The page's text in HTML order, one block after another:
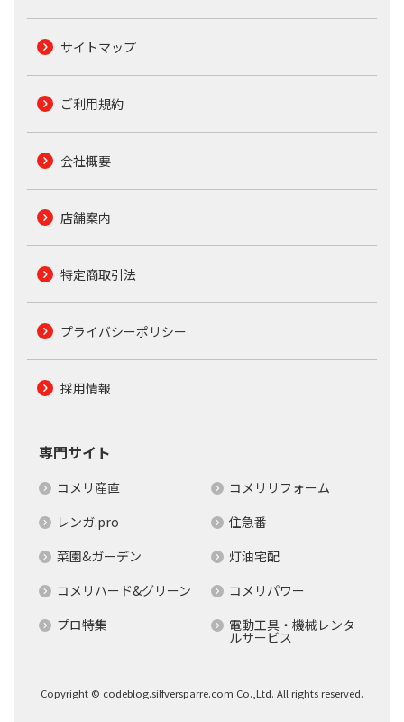
サイトマップ
ご利用規約
会社概要
店舗案内
特定商取引法
プライバシーポリシー
採用情報
専門サイト
コメリ産直
コメリリフォーム
レンガ.pro
住急番
菜園&ガーデン
灯油宅配
コメリハード&グリーン
コメリパワー
プロ特集
電動工具・機械レンタ
ルサービス
Copyright © codeblog.silfversparre.com Co.,Ltd. All rights reserved.